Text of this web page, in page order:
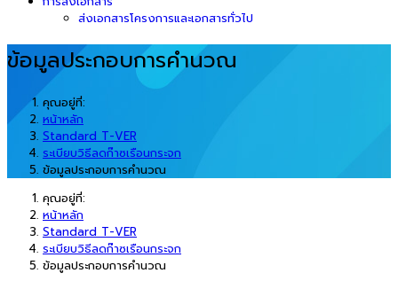
ส่งเอกสารโครงการและเอกสารทั่วไป
ข้อมูลประกอบการคำนวณ
คุณอยู่ที่:
หน้าหลัก
Standard T-VER
ระเบียบวิธีลดก๊าซเรือนกระจก
ข้อมูลประกอบการคำนวณ
คุณอยู่ที่:
หน้าหลัก
Standard T-VER
ระเบียบวิธีลดก๊าซเรือนกระจก
ข้อมูลประกอบการคำนวณ